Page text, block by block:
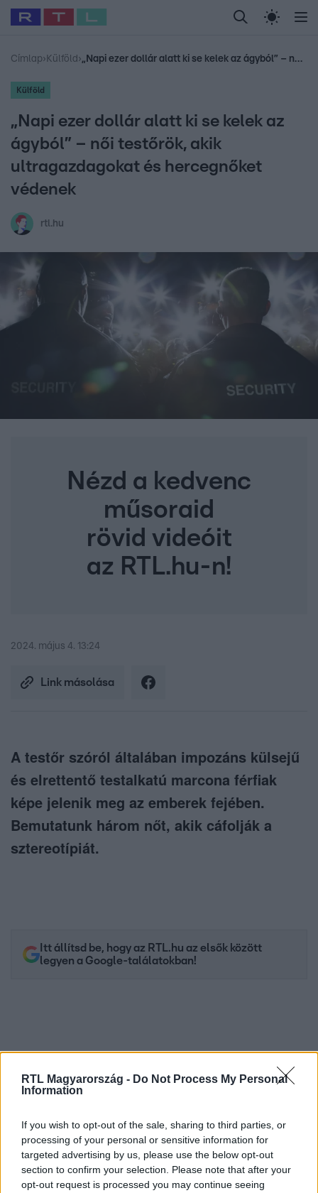
RTL Magyarország - Do Not Process My Personal
Information
If you wish to opt-out of the sale, sharing to third parties, or
processing of your personal or sensitive information for
targeted advertising by us, please use the below opt-out
section to confirm your selection. Please note that after your
opt-out request is processed you may continue seeing
Legfrissebb RTL Híradó Randi Celeb vagyok,
Babits Marcella Most Wanted Gallusz
Címlap› Külföld › „Napi ezer dollár alatt ki se kelek az ágyból” – női testőrök, akik ultragazdagokat és hercegnőket védenek
Külföld
„Napi ezer dollár alatt ki se kelek az
ágyból” – női testőrök, akik
ultragazdagokat és hercegnőket
védenek
rtl.hu
Nézd a kedvenc
műsoraid
rövid videóit
az RTL.hu-n!
2024. május 4. 13:24
Link másolása
A testőr szóról általában impozáns külsejű
és elrettentő testalkatú marcona férfiak
képe jelenik meg az emberek fejében.
Bemutatunk három nőt, akik cáfolják a
sztereotípiát.
Itt állítsd be, hogy az RTL.hu az elsők között
legyen a Google-találatokban!
Kövess minket, és értesülj a friss hírekről a
Facebookon is!